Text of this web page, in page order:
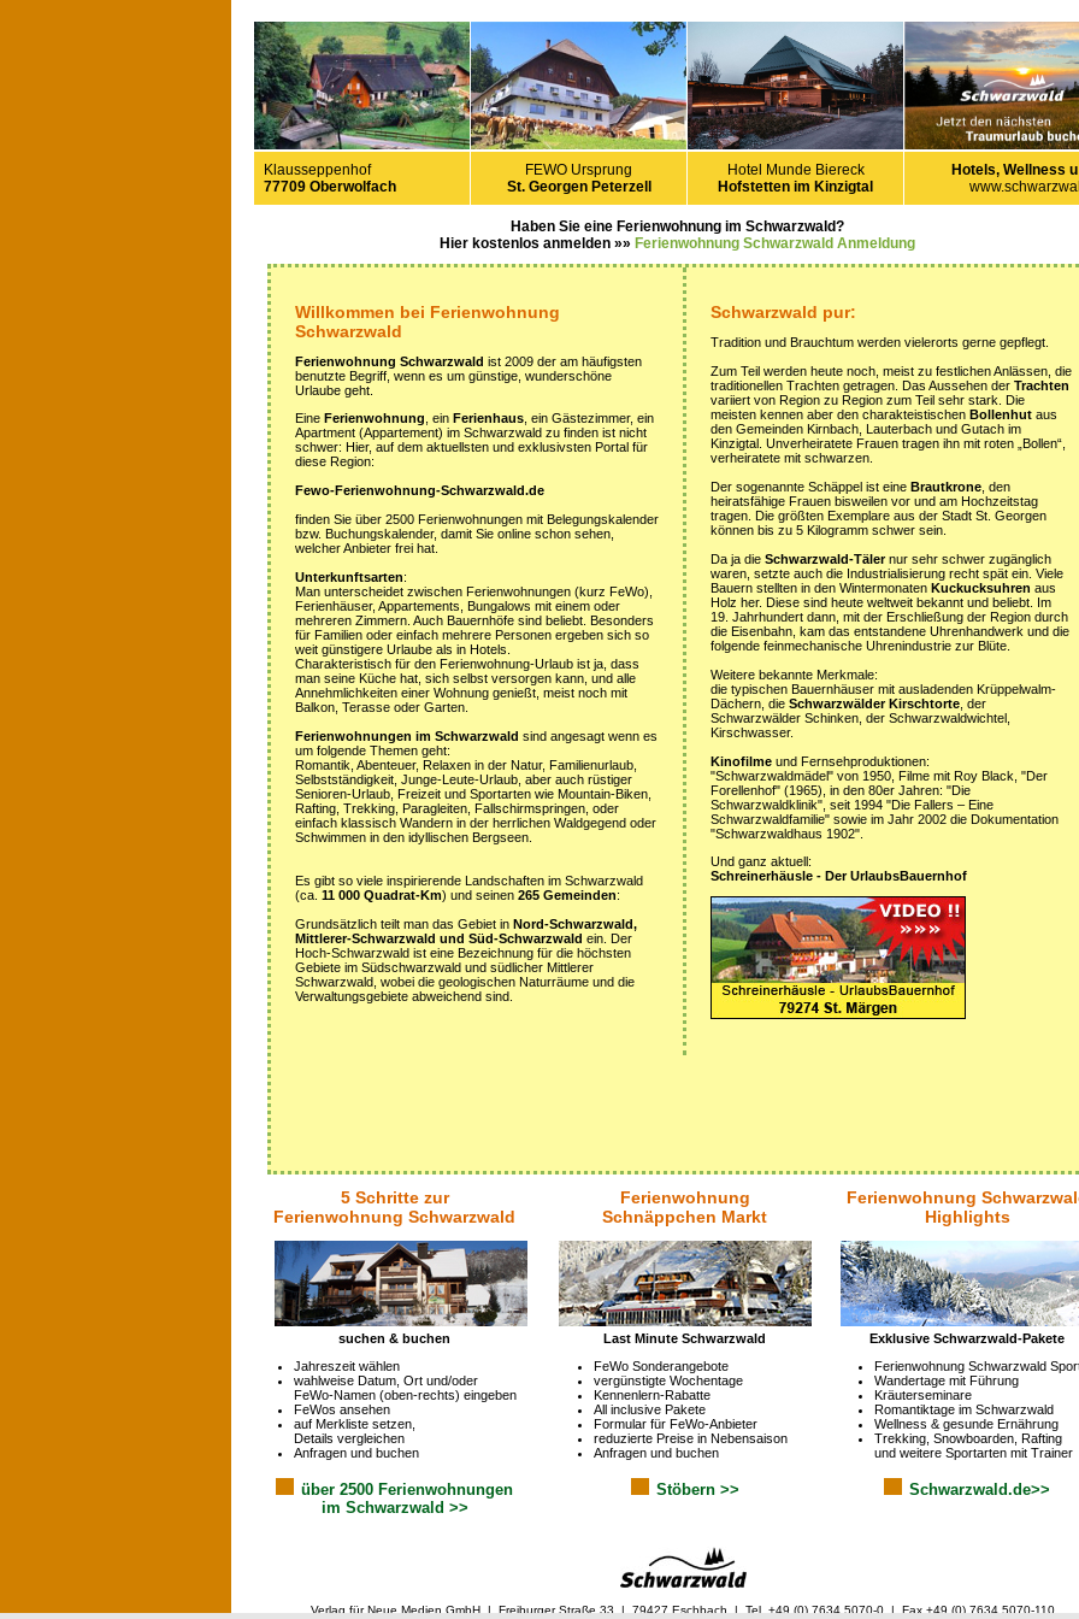
Klausseppenhof
77709 Oberwolfach
FEWO Ursprung
St. Georgen Peterzell
Hotel Munde Biereck
Hofstetten im Kinzigtal
Hotels, Wellness
Haben Sie eine Ferienwohnung im Schwarzwald?
Hier kostenlos anmelden »» Ferienwohnung Schwarzwald Anmeldung
Willkommen bei Ferienwohnung
Schwarzwald
Ferienwohnung Schwarzwald ist 2009 der am häufigsten
benutzte Begriff, wenn es um günstige, wunderschöne
Urlaube geht.
Eine Ferienwohnung , ein Ferienhaus , ein Gästezimmer, ein
Apartment (Appartement) im Schwarzwald zu finden ist nicht
schwer: Hier, auf dem aktuellsten und exklusivsten Portal für
diese Region:
Fewo-Ferienwohnung-Schwarzwald.de
finden Sie über 2500 Ferienwohnungen mit Belegungskalender
bzw. Buchungskalender, damit Sie online schon sehen,
welcher Anbieter frei hat.
Unterkunftsarten:
Man unterscheidet zwischen Ferienwohnungen (kurz FeWo),
Ferienhäuser, Appartements, Bungalows mit einem oder
mehreren Zimmern. Auch Bauernhöfe sind beliebt. Besonders
für Familien oder einfach mehrere Personen ergeben sich so
weit günstigere Urlaube als in Hotels.
Charakteristisch für den Ferienwohnung-Urlaub ist ja, dass
man seine Küche hat, sich selbst versorgen kann, und alle
Annehmlichkeiten einer Wohnung genießt, meist noch mit
Balkon, Terasse oder Garten.
Ferienwohnungen im Schwarzwald sind angesagt wenn es
um folgende Themen geht:
Romantik, Abenteuer, Relaxen in der Natur, Familienurlaub,
Selbstständigkeit, Junge-Leute-Urlaub, aber auch rüstiger
Senioren-Urlaub, Freizeit und Sportarten wie Mountain-Biken,
Rafting, Trekking, Paragleiten, Fallschirmspringen, oder
einfach klassisch Wandern in der herrlichen Waldgegend oder
Schwimmen in den idyllischen Bergseen.
Es gibt so viele inspirierende Landschaften im Schwarzwald
(ca. 11 000 Quadrat-Km) und seinen 265 Gemeinden:
Grundsätzlich teilt man das Gebiet in Nord-Schwarzwald,
Mittlerer-Schwarzwald und Süd-Schwarzwald ein. Der
Hoch-Schwarzwald ist eine Bezeichnung für die höchsten
Gebiete im Südschwarzwald und südlicher Mittlerer
Schwarzwald, wobei die geologischen Naturräume und die
Verwaltungsgebiete abweichend sind.
Schwarzwald pur:
Tradition und Brauchtum werden vielerorts gerne gepflegt.
Zum Teil werden heute noch, meist zu festlichen Anlässen, die
traditionellen Trachten getragen. Das Aussehen der Trachten
variiert von Region zu Region zum Teil sehr stark. Die
meisten kennen aber den charakteistischen Bollenhut aus
den Gemeinden Kirnbach, Lauterbach und Gutach im
Kinzigtal. Unverheiratete Frauen tragen ihn mit roten „Bollen“,
verheiratete mit schwarzen.
Der sogenannte Schäppel ist eine Brautkrone , den
heiratsfähige Frauen bisweilen vor und am Hochzeitstag
tragen. Die größten Exemplare aus der Stadt St. Georgen
können bis zu 5 Kilogramm schwer sein.
Da ja die Schwarzwald-Tälernur sehr schwer zugänglich
waren, setzte auch die Industrialisierung recht spät ein. Viele
Bauern stellten in den Wintermonaten Kuckucksuhren aus
Holz her. Diese sind heute weltweit bekannt und beliebt. Im
19. Jahrhundert dann, mit der Erschließung der Region durch
die Eisenbahn, kam das entstandene Uhrenhandwerk und die
folgende feinmechanische Uhrenindustrie zur Blüte.
Weitere bekannte Merkmale:
die typischen Bauernhäuser mit ausladenden Krüppelwalm-
Dächern, die Schwarzwälder Kirschtorte , der
Schwarzwälder Schinken, der Schwarzwaldwichtel,
Kirschwasser.
Kinofilme und Fernsehproduktionen:
"Schwarzwaldmädel" von 1950, Filme mit Roy Black, "Der
Forellenhof" (1965), in den 80er Jahren: "Die
Schwarzwaldklinik", seit 1994 "Die Fallers – Eine
Schwarzwaldfamilie" sowie im Jahr 2002 die Dokumentation
"Schwarzwaldhaus 1902".
Und ganz aktuell:
Schreinerhäusle - Der UrlaubsBauernhof
5 Schritte zur
Ferienwohnung Schwarzwald
Ferienwohnung
Schnäppchen Markt
Ferienwohnung
Highlights
suchen & buchen
Jahreszeit wählen
wahlweise Datum, Ort und/oder
FeWo-Namen (oben-rechts) eingeben
FeWos ansehen
auf Merkliste setzen,
Details vergleichen
Anfragen und buchen
über 2500 Ferienwohnungen
im Schwarzwald >>
Last Minute Schwarzwald
FeWo Sonderangebote
vergünstigte Wochentage
Kennenlern-Rabatte
All inclusive Pakete
Formular für FeWo-Anbieter
reduzierte Preise in Nebensaison
Anfragen und buchen
Stöbern >>
Exklusive Schwarzwald-Pakete
Ferienwohnung Schwarzwald
Wandertage mit Führung
Kräuterseminare
Romantiktage im Schwarzwald
Wellness & gesunde Ernährung
Trekking, Snowboarden, Rafting
und weitere Sportarten mit Trainer
Schwarzwald.de>>
Verlag für Neue Medien GmbH | Freiburger Straße 33 | 79427 Eschbach | Tel. +49 (0) 7634 5070-0 | Fax +49 (0) 7634 5070-110